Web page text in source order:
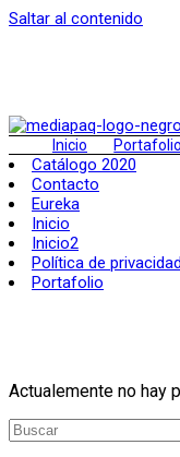
Saltar al contenido
Inicio Portafolio
Catálogo 2020
Contacto
Eureka
Inicio
Inicio2
Política de privacidad
Portafolio
Actualemente no hay